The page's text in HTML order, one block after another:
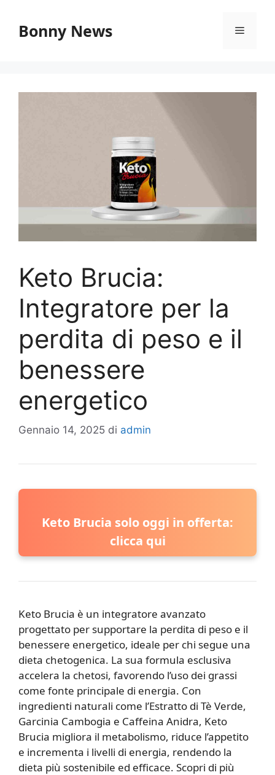
contenuto
Bonny News Menu
Keto Brucia:
Integratore per la
perdita di peso e il
benessere
energetico
Gennaio 14, 2025 di admin
Keto Brucia solo oggi in offerta:
clicca qui
Keto Brucia è un integratore avanzato
progettato per supportare la perdita di peso e il
benessere energetico, ideale per chi segue una
dieta chetogenica. La sua formula esclusiva
accelera la chetosi, favorendo l’uso dei grassi
come fonte principale di energia. Con
ingredienti naturali come l’Estratto di Tè Verde,
Garcinia Cambogia e Caffeina Anidra, Keto
Brucia migliora il metabolismo, riduce l’appetito
e incrementa i livelli di energia, rendendo la
dieta più sostenibile ed efficace. Scopri di più